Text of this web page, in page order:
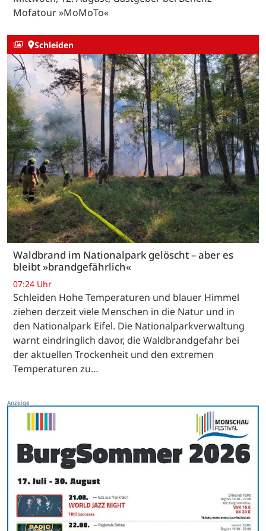
Mofatour »MoMoTo«
Schleiden
Waldbrand im Nationalpark gelöscht – aber es
bleibt »brandgefährlich«
07:24 Uhr
Schleiden Hohe Temperaturen und blauer Himmel
ziehen derzeit viele Menschen in die Natur und in
den Nationalpark Eifel. Die Nationalparkverwaltung
warnt eindringlich davor, die Waldbrandgefahr bei
der aktuellen Trockenheit und den extremen
Temperaturen zu…